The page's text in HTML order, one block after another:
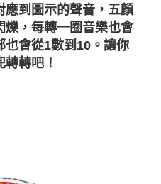
應到圖示的聲音，五顏
爍，每轉一圈音樂也會
也會從1數到10。讓你
轉吧！